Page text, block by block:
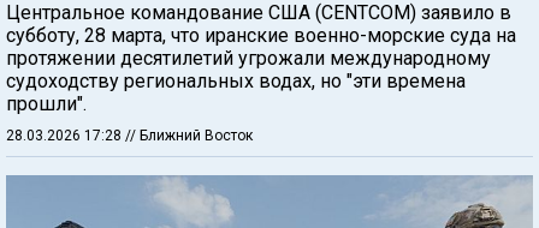
Центральное командование США (CENTCOM) заявило в
субботу, 28 марта, что иранские военно-морские суда на
протяжении десятилетий угрожали международному
судоходству региональных водах, но "эти времена
прошли".
28.03.2026 17:28 // Ближний Восток